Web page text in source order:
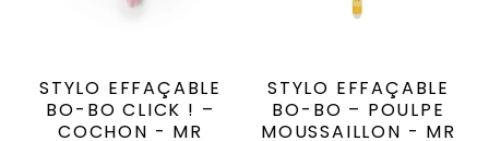
STYLO EFFAÇABLE
BO-BO CLICK ! –
COCHON - MR
STYLO EFFAÇABLE
BO-BO – POULPE
MOUSSAILLON - MR